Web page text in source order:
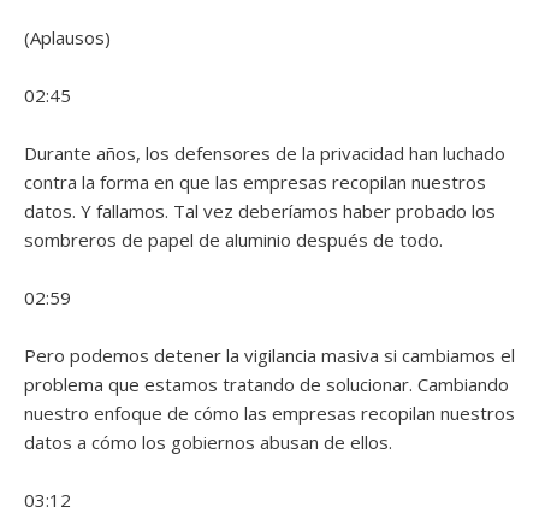
(Aplausos)
02:45
Durante años, los defensores de la privacidad han luchado
contra la forma en que las empresas recopilan nuestros
datos. Y fallamos. Tal vez deberíamos haber probado los
sombreros de papel de aluminio después de todo.
02:59
Pero podemos detener la vigilancia masiva si cambiamos el
problema que estamos tratando de solucionar. Cambiando
nuestro enfoque de cómo las empresas recopilan nuestros
datos a cómo los gobiernos abusan de ellos.
03:12